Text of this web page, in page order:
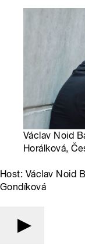
Václav Noid
Horálková,
Host: Václav Noid
Gondíková